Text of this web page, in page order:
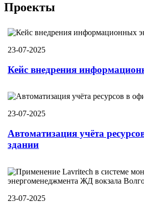
Проекты
23-07-2025
Кейс внедрения
23-07-2025
Автоматизация учёта
здании
23-07-2025